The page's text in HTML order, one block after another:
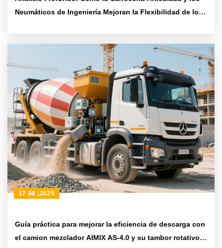
Neumáticos de Ingeniería Mejoran la Flexibilidad de los
Guía práctica para mejorar la eficiencia de descarga con
el camion mezclador AIMIX AS-4.0 y su tambor rotativo
17 08 ,2025